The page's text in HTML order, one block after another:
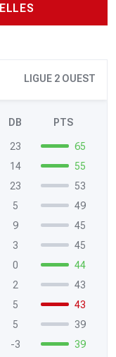
LIGUE 2 OUEST
DB PTS
23
65
14
55
23
53
5
49
9
45
3
45
0
44
2
43
5
43
5
39
-3
39